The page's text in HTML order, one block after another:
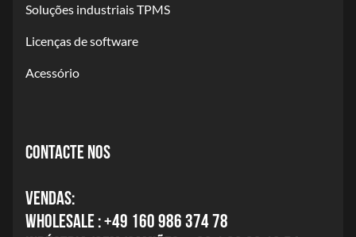
Soluções industriais TPMS
Licenças de software
Acessório
CONTACTE NOS
VENDAS:
WHOLESALE : +49 160 986 374 78